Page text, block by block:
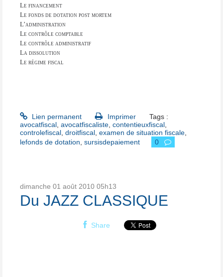
Le financement
Le fonds de dotation post mortem
L’administration
Le contrôle comptable
Le contrôle administratif
La dissolution
Le régime fiscal
Lien permanent Imprimer
Tags :
avocatfiscal, avocatfiscaliste, contentieuxfiscal,
controlefiscal, droitfiscal, examen de situation fiscale,
lefonds de dotation, sursisdepaiement 0
dimanche 01 août 2010 05h13
Du JAZZ CLASSIQUE
Share